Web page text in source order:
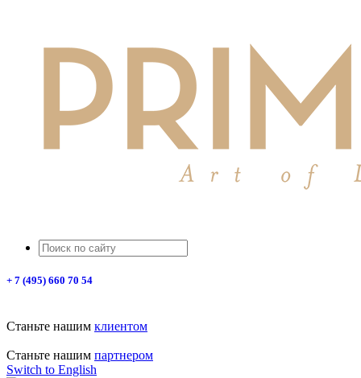
+ 7 (495) 660 70 54
Станьте нашим клиентом
Станьте нашим партнером
Switch to English